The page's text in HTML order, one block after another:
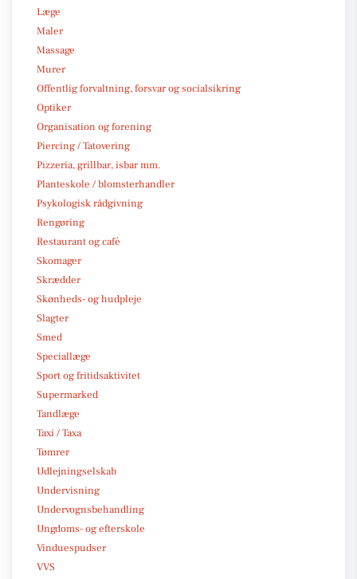
Læge
Maler
Massage
Murer
Offentlig forvaltning, forsvar og socialsikring
Optiker
Organisation og forening
Piercing / Tatovering
Pizzeria, grillbar, isbar mm.
Planteskole / blomsterhandler
Psykologisk rådgivning
Rengøring
Restaurant og café
Skomager
Skrædder
Skønheds- og hudpleje
Slagter
Smed
Speciallæge
Sport og fritidsaktivitet
Supermarked
Tandlæge
Taxi / Taxa
Tømrer
Udlejningselskab
Undervisning
Undervognsbehandling
Ungdoms- og efterskole
Vinduespudser
VVS